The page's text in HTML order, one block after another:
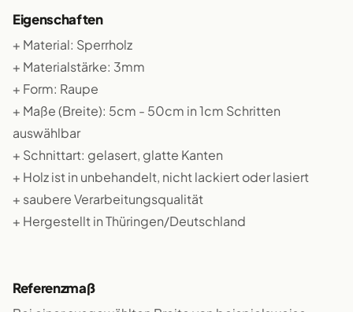
Eigenschaften
+ Material: Sperrholz
+ Materialstärke: 3mm
+ Form: Raupe
+ Maße (Breite): 5cm - 50cm in 1cm Schritten
auswählbar
+ Schnittart: gelasert, glatte Kanten
+ Holz ist in unbehandelt, nicht lackiert oder lasiert
+ saubere Verarbeitungsqualität
+ Hergestellt in Thüringen/Deutschland
Referenzmaß